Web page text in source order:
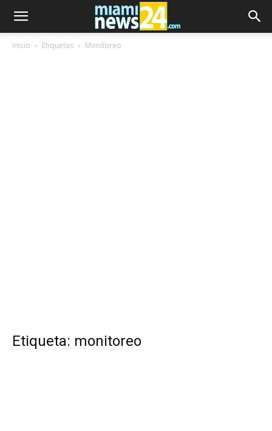
Inicio Etiquetas Monitoreo
Etiqueta: monitoreo